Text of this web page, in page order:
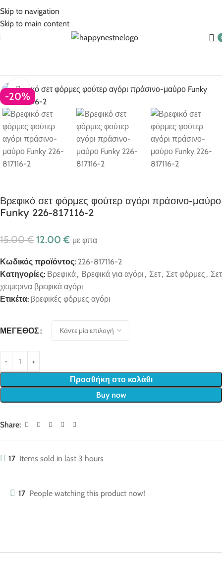
Skip to navigation
Skip to main content
-20%
Click to enlarge
Βρεφικό σετ φόρμες φούτερ αγόρι πράσινο-μαύρο
Funky 226-817116-2
15.00€ 12.00€ με φπα
Κωδικός προϊόντος: 226-817116-2
Κατηγορίες: Βρεφικά, Βρεφικά για αγόρι , Σετ, Σετ φόρμες , Σετ
χειμερινα βρεφικά αγόρι
Ετικέτα: βρεφικές φόρμες αγόρι
ΜΈΓΕΘΟΣ
Προσθήκη στο καλάθι
Buy now
Share:
17 Items sold in last 3 hours
17 People watching this product now!
5% Επιπλέον έκπτωση για πληρωμές με κάρτα!